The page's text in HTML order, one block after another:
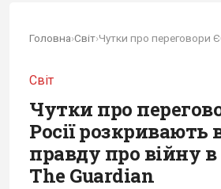
Головна›Світ›
Світ
Чутки про
Росії
правду про війну в
The Guardian